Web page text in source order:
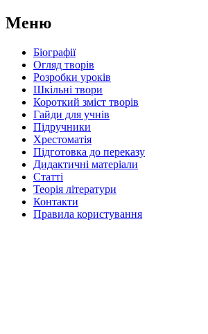
Меню
Біографії
Огляд творів
Розробки уроків
Шкільні твори
Короткий зміст творів
Гайди для учнів
Підручники
Хрестоматія
Підготовка до переказу
Дидактичні матеріали
Статті
Теорія літератури
Контакти
Правила користування